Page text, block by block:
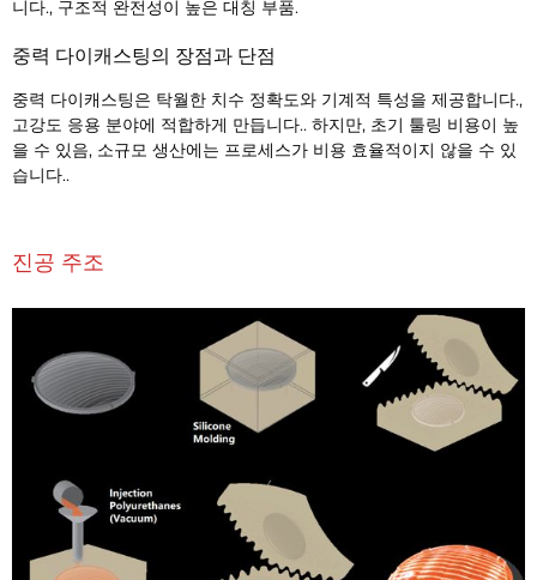
니다., 구조적 완전성이 높은 대칭 부품.
중력 다이캐스팅의 장점과 단점
중력 다이캐스팅은 탁월한 치수 정확도와 기계적 특성을 제공합니다.,
고강도 응용 분야에 적합하게 만듭니다.. 하지만, 초기 툴링 비용이 높
을 수 있음, 소규모 생산에는 프로세스가 비용 효율적이지 않을 수 있
습니다..
진공 주조